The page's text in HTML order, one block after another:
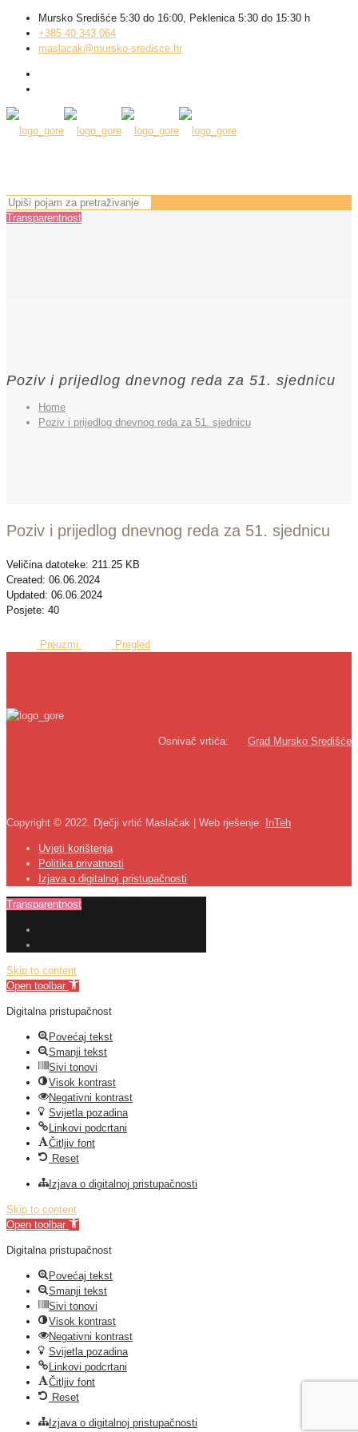
Mursko Središće 5:30 do 16:00, Peklenica 5:30 do 15:30 h
+385 40 343 064
maslacak@mursko-sredisce.hr
Transparentnost
Poziv i prijedlog dnevnog reda za 51. sjednicu
Home
Poziv i prijedlog dnevnog reda za 51. sjednicu
Poziv i prijedlog dnevnog reda za 51. sjednicu
Veličina datoteke: 211.25 KB
Created: 06.06.2024
Updated: 06.06.2024
Posjete: 40
Preuzmi Pregled
Osnivač vrtića: Grad Mursko Središće
Copyright © 2022. Dječji vrtić Maslačak | Web rješenje: InTeh
Uvjeti korištenja
Politika privatnosti
Izjava o digitalnoj pristupačnosti
Transparentnost
Skip to content
Open toolbar
Digitalna pristupačnost
Povećaj tekst
Smanji tekst
Sivi tonovi
Visok kontrast
Negativni kontrast
Svijetla pozadina
Linkovi podcrtani
Čitljiv font
Reset
Izjava o digitalnoj pristupačnosti
Skip to content
Open toolbar
Digitalna pristupačnost
Povećaj tekst
Smanji tekst
Sivi tonovi
Visok kontrast
Negativni kontrast
Svijetla pozadina
Linkovi podcrtani
Čitljiv font
Reset
Izjava o digitalnoj pristupačnosti